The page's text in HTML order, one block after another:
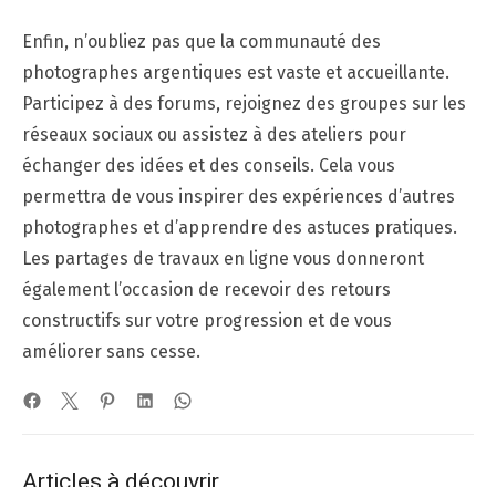
Enfin, n’oubliez pas que la communauté des
photographes argentiques est vaste et accueillante.
Participez à des forums, rejoignez des groupes sur les
réseaux sociaux ou assistez à des ateliers pour
échanger des idées et des conseils. Cela vous
permettra de vous inspirer des expériences d’autres
photographes et d’apprendre des astuces pratiques.
Les partages de travaux en ligne vous donneront
également l’occasion de recevoir des retours
constructifs sur votre progression et de vous
améliorer sans cesse.